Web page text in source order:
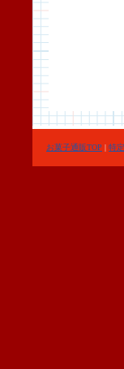
お菓子通販TOP | 特